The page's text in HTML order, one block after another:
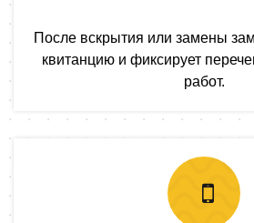
После вскрытия или замены
квитанцию и фиксирует
работ.